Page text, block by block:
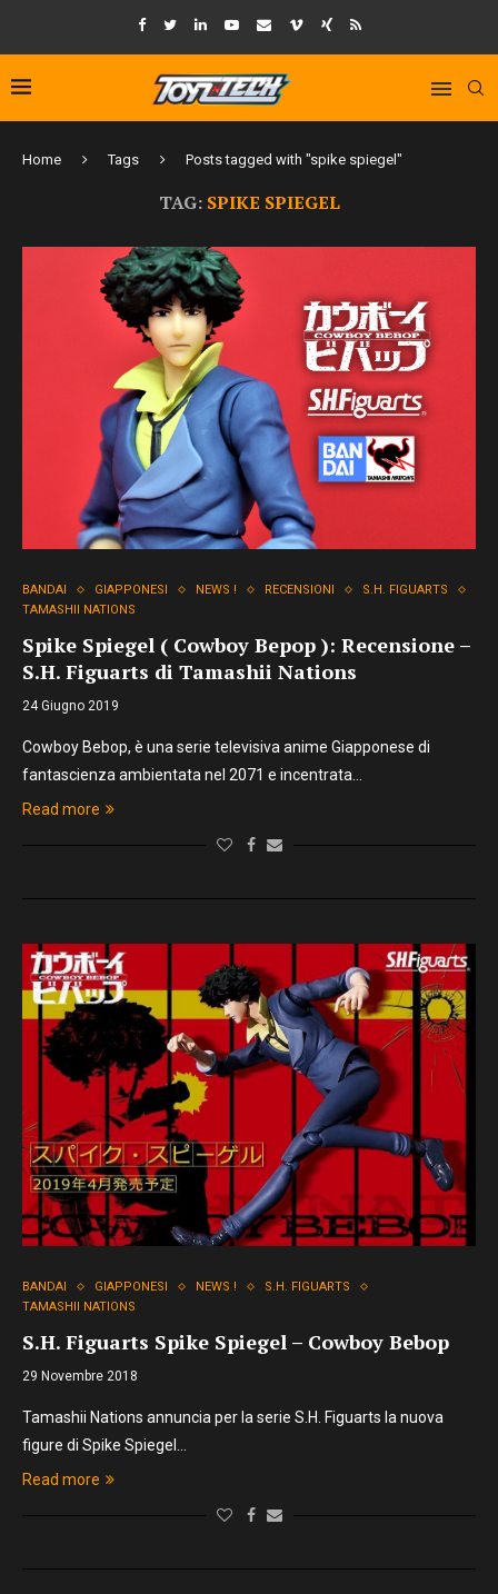
Home Tags Posts tagged with "spike spiegel"
TAG: SPIKE SPIEGEL
BANDAI GIAPPONESI NEWS ! RECENSIONI
S.H. FIGUARTS
TAMASHII NATIONS
Spike Spiegel ( Cowboy Bepop ): Recensione –
S.H. Figuarts di Tamashii Nations
24 Giugno 2019
Cowboy Bebop, è una serie televisiva anime Giapponese di
fantascienza ambientata nel 2071 e incentrata…
Read more
BANDAI GIAPPONESI NEWS !
S.H. FIGUARTS
TAMASHII NATIONS
S.H. Figuarts Spike Spiegel – Cowboy Bebop
29 Novembre 2018
Tamashii Nations annuncia per la serie S.H. Figuarts la nuova
figure di Spike Spiegel…
Read more